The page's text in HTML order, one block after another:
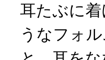
耳たぶに
うなフォ